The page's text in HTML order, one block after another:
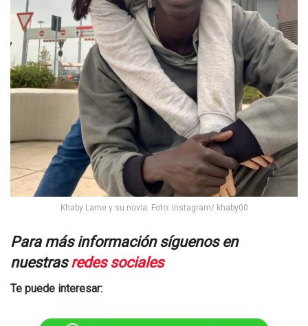
Khaby Lame y su novia. Foto: Instagram/ khaby00
Para más información síguenos en
nuestrasredes sociales
Te puede interesar: